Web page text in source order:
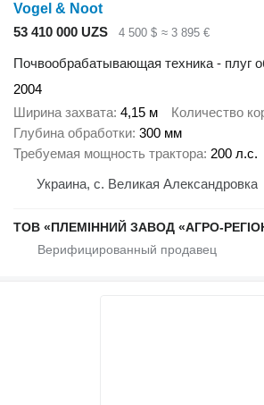
Vogel & Noot
53 410 000 UZS
4 500 $ ≈ 3 895 €
Почвообрабатывающая техника - плуг
2004
Ширина захвата 4,15 м Количество
Глубина обработки 300 мм
Требуемая мощность трактора 200 л.с.
Украина, с. Великая Александровка
ТОВ «ПЛЕМІННИЙ ЗАВОД «АГРО-